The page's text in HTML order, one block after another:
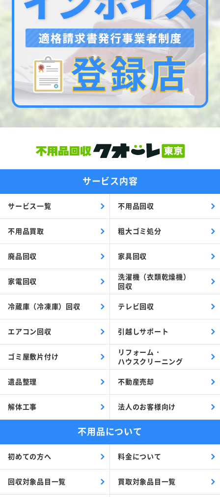
サービス内容
サービス一覧 不用品回収
不用品買取 粗大ゴミ処分
廃品回収 家具回収
家電回収
洗濯機（衣類乾燥機）
回収
冷蔵庫（冷凍庫）回収 テレビ回収
エアコン回収 引越しサポート
ゴミ屋敷片付け
リフォーム・
ハウスクリーニング
遺品整理 不動産売却
解体工事 法人のお客様向け
不用品について
初めての方へ 料金について
回収対象品目一覧 買取対象品目一覧